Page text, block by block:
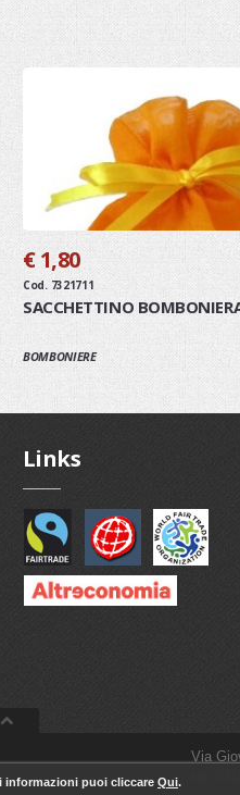
€ 1,80
Cod. 7321711
SACCHETTINO
BOMBONIERE
Links
Via
informazioni puoi cliccare Qui.